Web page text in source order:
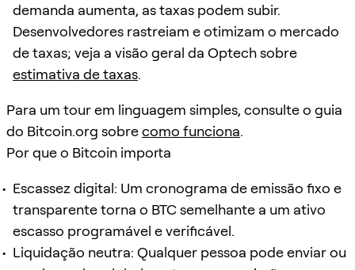
demanda aumenta, as taxas podem subir.
Desenvolvedores rastreiam e otimizam o mercado
de taxas; veja a visão geral da Optech sobre
estimativa de taxas.
Para um tour em linguagem simples, consulte o guia
do Bitcoin.org sobrecomo funciona.
Por que o Bitcoin importa
Escassez digital: Um cronograma de emissão fixo e
transparente torna o BTC semelhante a um ativo
escasso programável e verificável.
Liquidação neutra: Qualquer pessoa pode enviar ou